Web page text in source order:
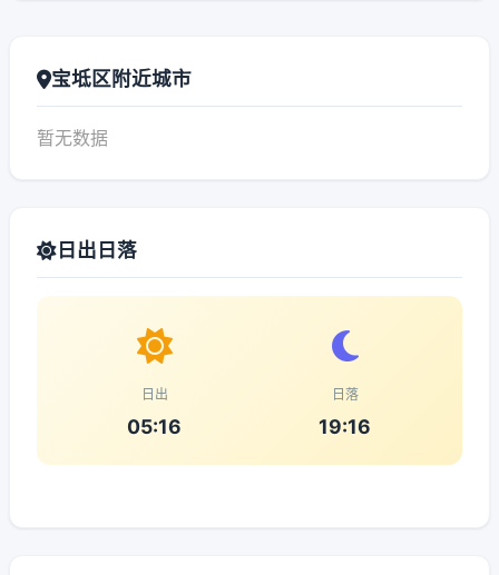
宝坻区附近城市
暂无数据
日出日落
日出
05:16
日落
19:16